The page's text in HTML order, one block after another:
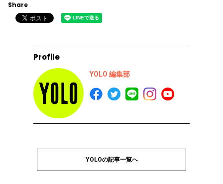
Share
Profile
YOLO 編集部
YOLOの記事一覧へ